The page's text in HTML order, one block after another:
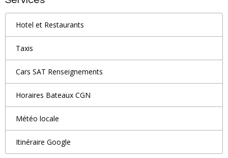
Hotel et Restaurants
Taxis
Cars SAT Renseignements
Horaires Bateaux CGN
Météo locale
Itinéraire Google